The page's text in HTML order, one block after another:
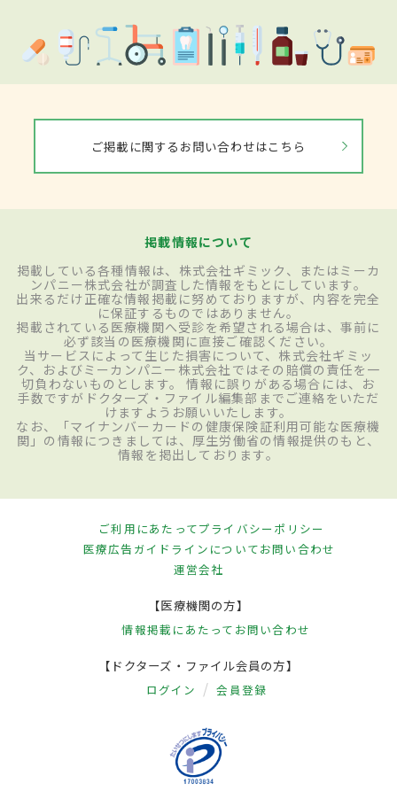
ご掲載に関するお問い合わせはこちら
掲載情報について
掲載している各種情報は、株式会社ギミック、またはミーカ
ンパニー株式会社が調査した情報をもとにしています。
出来るだけ正確な情報掲載に努めておりますが、内容を完全
に保証するものではありません。
掲載されている医療機関へ受診を希望される場合は、事前に
必ず該当の医療機関に直接ご確認ください。
当サービスによって生じた損害について、株式会社ギミッ
ク、およびミーカンパニー株式会社ではその賠償の責任を一
切負わないものとします。 情報に誤りがある場合には、お
手数ですがドクターズ・ファイル編集部までご連絡をいただ
けますようお願いいたします。
なお、「マイナンバーカードの健康保険証利用可能な医療機
関」の情報につきましては、厚生労働省の情報提供のもと、
情報を掲出しております。
ご利用にあたってプライバシーポリシー
医療広告ガイドラインについてお問い合わせ
運営会社
【医療機関の方】
情報掲載にあたって お問い合わせ
【ドクターズ・ファイル会員の方】
ログイン 会員登録